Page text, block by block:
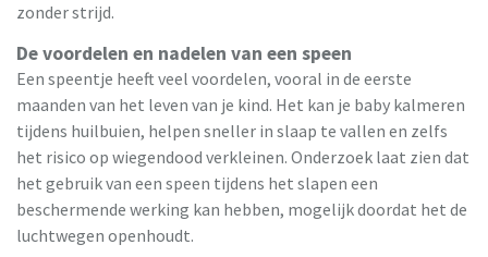
zonder strijd.
De voordelen en nadelen van een speen
Een speentje heeft veel voordelen, vooral in de eerste
maanden van het leven van je kind. Het kan je baby kalmeren
tijdens huilbuien, helpen sneller in slaap te vallen en zelfs
het risico op wiegendood verkleinen. Onderzoek laat zien dat
het gebruik van een speen tijdens het slapen een
beschermende werking kan hebben, mogelijk doordat het de
luchtwegen openhoudt.